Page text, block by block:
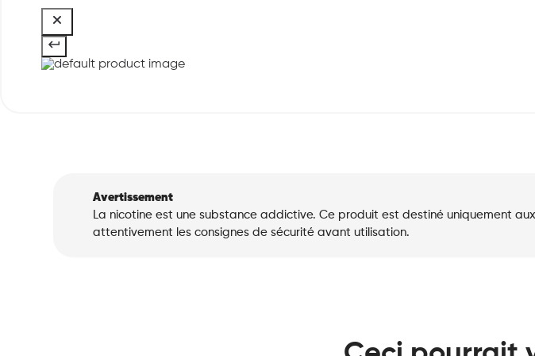
Avertissement
La nicotine est une substance addictive. Ce produit est destiné uniquement
attentivement les consignes de sécurité avant utilisation.